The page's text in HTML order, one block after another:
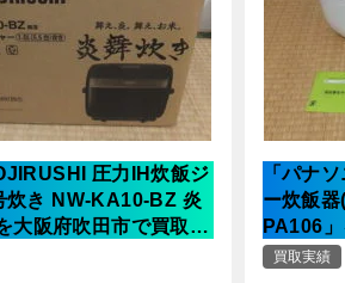
圧力IH炊飯ジ
炊き NW-KA10-BZ 炎
大阪府吹田市で買取
「パナ
ー炊飯
PA106
(10月9日)
買取実績